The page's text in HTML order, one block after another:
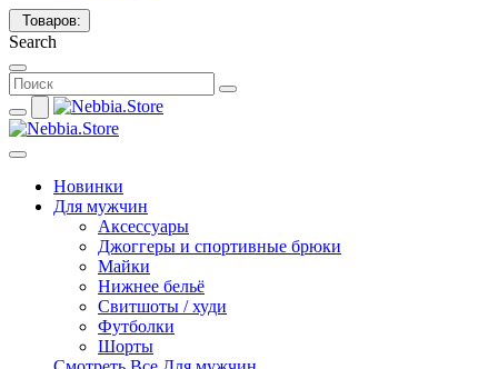
Товаров:
Search
Новинки
Для мужчин
Аксессуары
Джоггеры и спортивные брюки
Майки
Нижнее бельё
Свитшоты / худи
Футболки
Шорты